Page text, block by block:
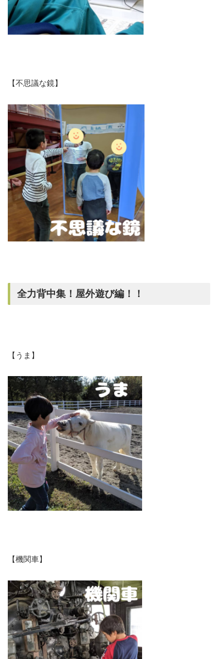
【不思議な鏡】
全力背中集！屋外遊び編！！
【うま】
【機関車】